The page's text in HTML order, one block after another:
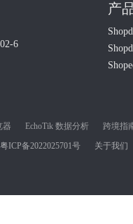
6
产
器 EchoTik 数据分析
跨境指
粤ICP备2022025701号 关于我们